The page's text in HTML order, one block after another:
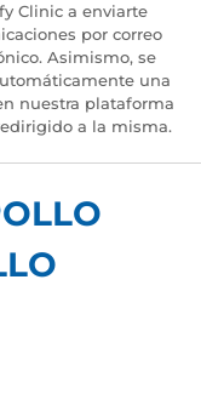
Clinic a enviarte
por correo
Asimismo, se
una
nuestra plataforma
a la misma.